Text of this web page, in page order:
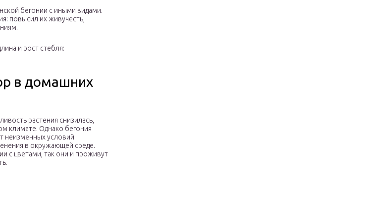
бегонии с иными видами.
повысил их живучесть,
и рост стебля:
в домашних
растения снизилась,
климате. Однако бегония
неизменных условий
в окружающей среде.
с цветами, так они и проживут